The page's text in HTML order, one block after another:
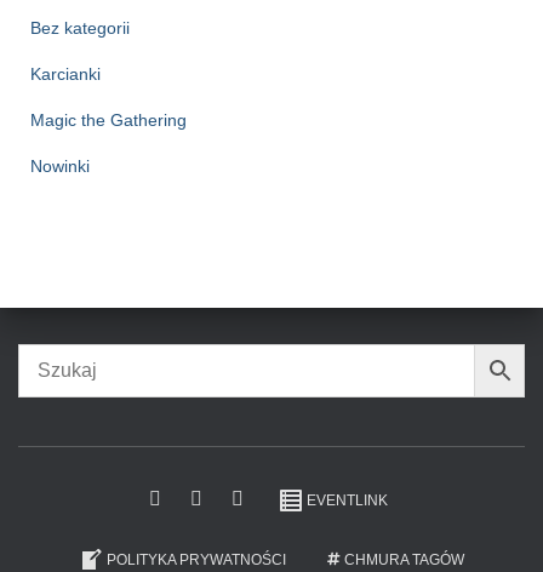
Bez kategorii
Karcianki
Magic the Gathering
Nowinki
EVENTLINK
POLITYKA PRYWATNOŚCI CHMURA TAGÓW